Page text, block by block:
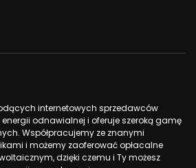
internetowych sprzedawców
odnawialnej i oferuje szeroką gamę
Współpracujemy ze znanymi
i możemy zaoferować opłacalne
dzięki czemu i Ty możesz